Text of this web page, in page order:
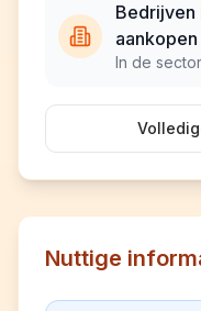
Bedrijven
aankopen
In de
Nuttige